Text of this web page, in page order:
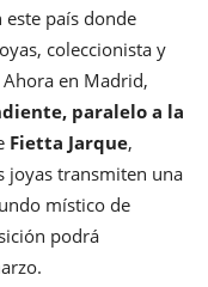
país donde
coleccionista y
en Madrid,
paralelo a la
Fietta Jarque,
joyas transmiten una
místico de
podrá